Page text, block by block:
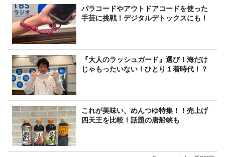
パラコードやアウトドアコードを使った
手芸に挑戦！デジタルデトックスにも！
『大人のラッシュガード』選び！海だけ
じゃもったいない！ひとり１着時代！？
これが美味い、めんつゆ特集！！売上げ
四天王を比較！話題の唐船峡も